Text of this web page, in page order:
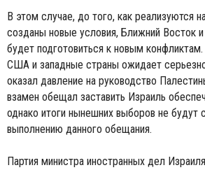
В этом случае, до того, как реализуются
созданы новые условия, Ближний Восток
будет подготовиться к новым
США и западные страны ожидает
оказал давление на руководство
взамен обещал заставить Израиль
однако итоги нынешних выборов не будут
выполнению данного обещания.
Партия министра иностранных дел